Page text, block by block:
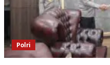
Polri